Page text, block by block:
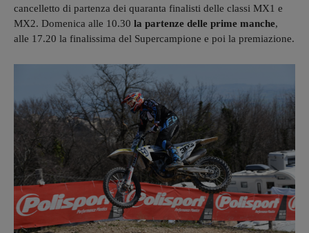
cancelletto di partenza dei quaranta finalisti delle classi MX1 e
MX2. Domenica alle 10.30 la partenze delle prime manche,
alle 17.20 la finalissima del Supercampione e poi la premiazione.